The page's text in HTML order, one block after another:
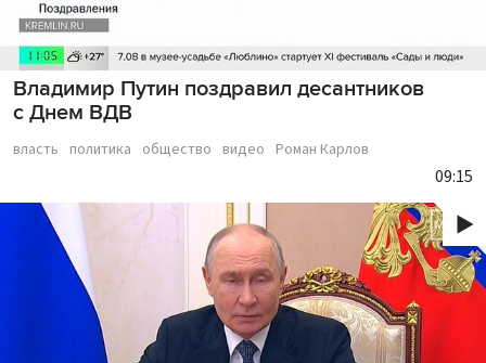
Владимир Путин поздравил десантников
с Днем ВДВ
власть политика общество видео Роман Карлов
09:15